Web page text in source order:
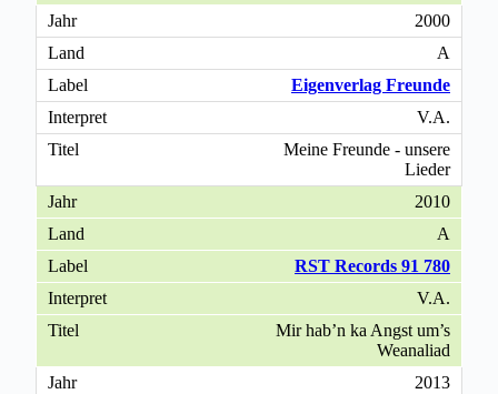
2000
A
Eigenverlag Freunde
V.A.
Meine Freunde - unsere
Lieder
2010
A
RST Records 91 780
V.A.
Mir hab’n ka Angst um’s
Weanaliad
2013